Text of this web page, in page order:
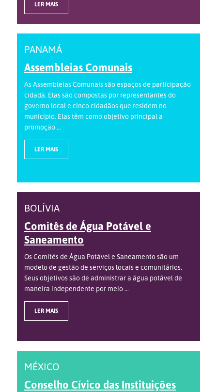
LER MAIS
PANAMÁ
Assembleias Comunais
As Assembleias Comunais são espaços de participação
cidadã. Elas são compostas por representantes do
governo local e cinco cidadãos que residem no
município. Elas têm como objetivo principal a
promoção ...
LER MAIS
BOLÍVIA
Comitês de Água Potável e
Saneamento
Os Comitês de Água Potável e Saneamento são um
modelo de gestão de serviços locais e comunitários.
Seus objetivos são de administrar a água potável de
maneira independente por meio ...
LER MAIS
MÉXICO
Conselho Cívico das Instituições